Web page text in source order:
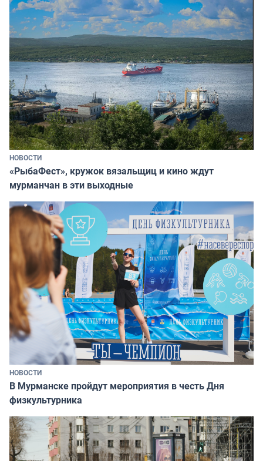
НОВОСТИ
«РыбаФест», кружок вязальщиц и кино ждут
мурманчан в эти выходные
НОВОСТИ
В Мурманске пройдут мероприятия в честь Дня
физкультурника